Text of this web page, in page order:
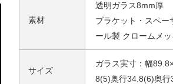
素材
透明ガラス8mm厚
ブラケット・スペー
ール製 クロームメッ
サイズ
ガラス実寸：幅
8(5)奥行34.8(6)奥行